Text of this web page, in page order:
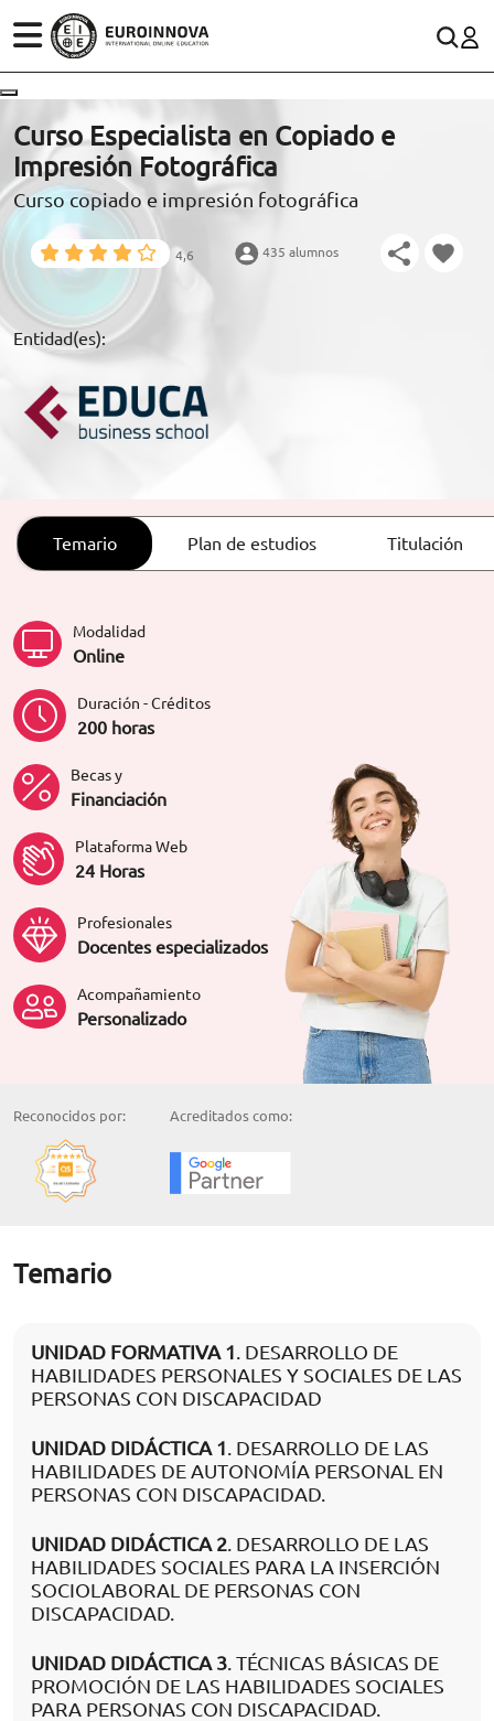
ÁREAS
ESTUDIOS
CONOCE EUROINNOVA
BECAS Y FINANCIACIÓN
ARTÍCULOS
CONTACTO
(+34)958 050 200(gratuito en España)
900 831 200
formacion@euroinnova.com
TRABAJA CON NOSOTROS
Curso Especialista en Copiado e
Impresión Fotográfica
Curso copiado e impresión fotográfica
4,6 435 alumnos
Entidad(es):
Temario Plan de estudios Titulación
Modalidad
Online
Duración - Créditos
200 horas
Becas y
Financiación
Plataforma Web
24 Horas
Profesionales
Docentes especializados
Acompañamiento
Personalizado
Reconocidos por: Acreditados como:
Temario
UNIDAD FORMATIVA 1. DESARROLLO DE
HABILIDADES PERSONALES Y SOCIALES DE LAS
PERSONAS CON DISCAPACIDAD
UNIDAD DIDÁCTICA 1. DESARROLLO DE LAS
HABILIDADES DE AUTONOMÍA PERSONAL EN
PERSONAS CON DISCAPACIDAD.
UNIDAD DIDÁCTICA 2. DESARROLLO DE LAS
HABILIDADES SOCIALES PARA LA INSERCIÓN
SOCIOLABORAL DE PERSONAS CON
DISCAPACIDAD.
UNIDAD DIDÁCTICA 3. TÉCNICAS BÁSICAS DE
PROMOCIÓN DE LAS HABILIDADES SOCIALES
PARA PERSONAS CON DISCAPACIDAD.